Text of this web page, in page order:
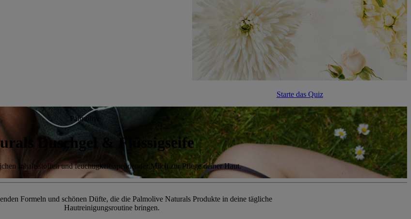
Starte das Quiz
Palmolive
Duschgel & Flüssigseife
Inhaltsstoffen und feuchtigkeitsspendender Milch zur Pflege deiner Haut.
Formeln und schönen Düfte, die die Palmolive Naturals Produkte in deine tägliche
Hautreinigungsroutine bringen.